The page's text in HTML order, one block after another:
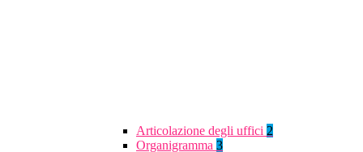
Articolazione degli uffici 2
Organigramma 3